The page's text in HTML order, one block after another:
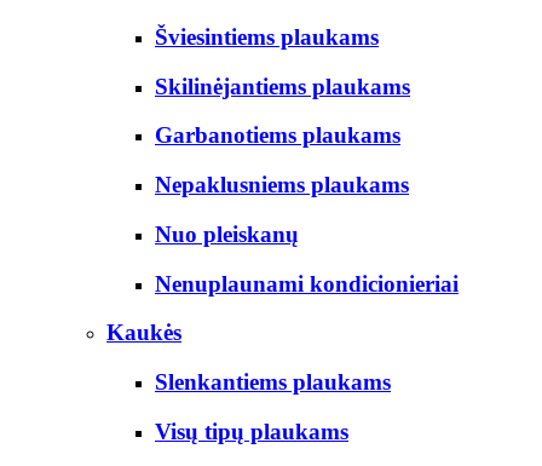
Šviesintiems plaukams
Skilinėjantiems plaukams
Garbanotiems plaukams
Nepaklusniems plaukams
Nuo pleiskanų
Nenuplaunami kondicionieriai
Kaukės
Slenkantiems plaukams
Visų tipų plaukams